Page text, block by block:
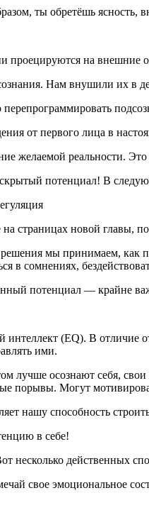
ты обретёшь
на внешние
Нам внушили их в
от первого лица в
желаемой реальности. Это
потенциал! В
на страницах новой
мы принимаем, как
в сомнениях,
потенциал — крайне
интеллект (EQ). В
ими.
лучше осознают себя,
порывы. Могут
нашу способность
в себе!
несколько действенных
свое эмоциональное